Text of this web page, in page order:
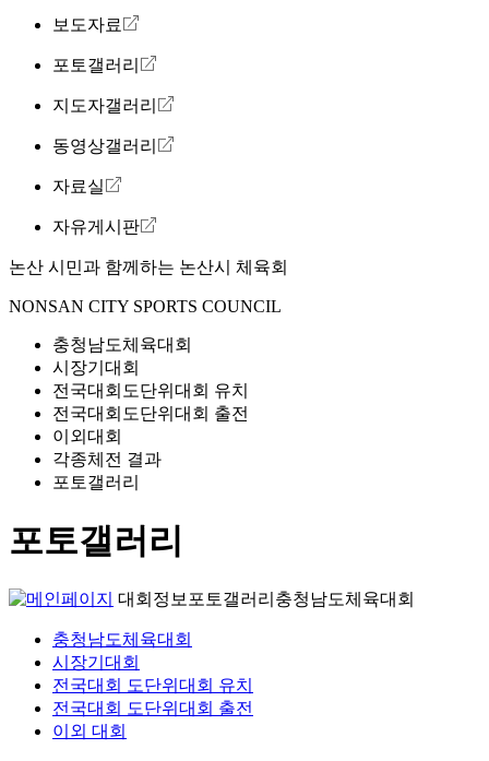
보도자료
포토갤러리
지도자갤러리
동영상갤러리
자료실
자유게시판
논산 시민과 함께하는 논산시 체육회
NONSAN CITY SPORTS COUNCIL
충청남도체육대회
시장기대회
전국대회도단위대회 유치
전국대회도단위대회 출전
이외대회
각종체전 결과
포토갤러리
포토갤러리
대회정보 포토갤러리 충청남도체육대회
충청남도체육대회
시장기대회
전국대회 도단위대회 유치
전국대회 도단위대회 출전
이외 대회